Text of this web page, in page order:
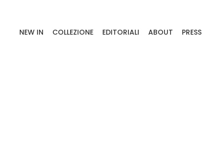
NEW IN COLLEZIONE EDITORIALI ABOUT PRESS